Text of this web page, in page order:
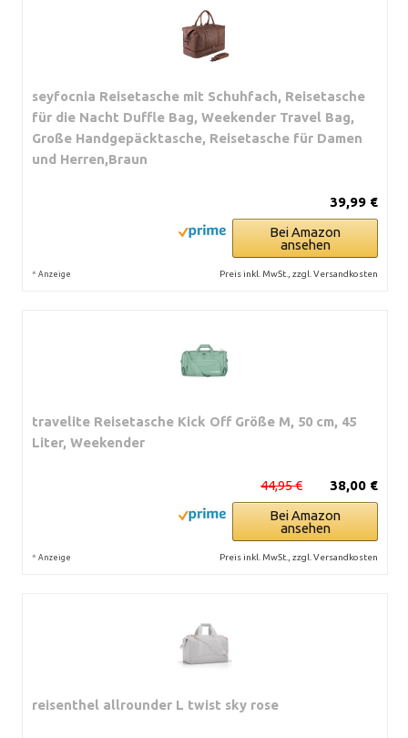
seyfocnia Reisetasche mit Schuhfach, Reisetasche
für die Nacht Duffle Bag, Weekender Travel Bag,
Große Handgepäcktasche, Reisetasche für Damen
und Herren,Braun
39,99 €
Bei Amazon
ansehen
* Anzeige Preis inkl. MwSt., zzgl. Versandkosten
travelite Reisetasche Kick Off Größe M, 50 cm, 45
Liter, Weekender
38,00 €
44,95 €
Bei Amazon
ansehen
* Anzeige Preis inkl. MwSt., zzgl. Versandkosten
reisenthel allrounder L twist sky rose